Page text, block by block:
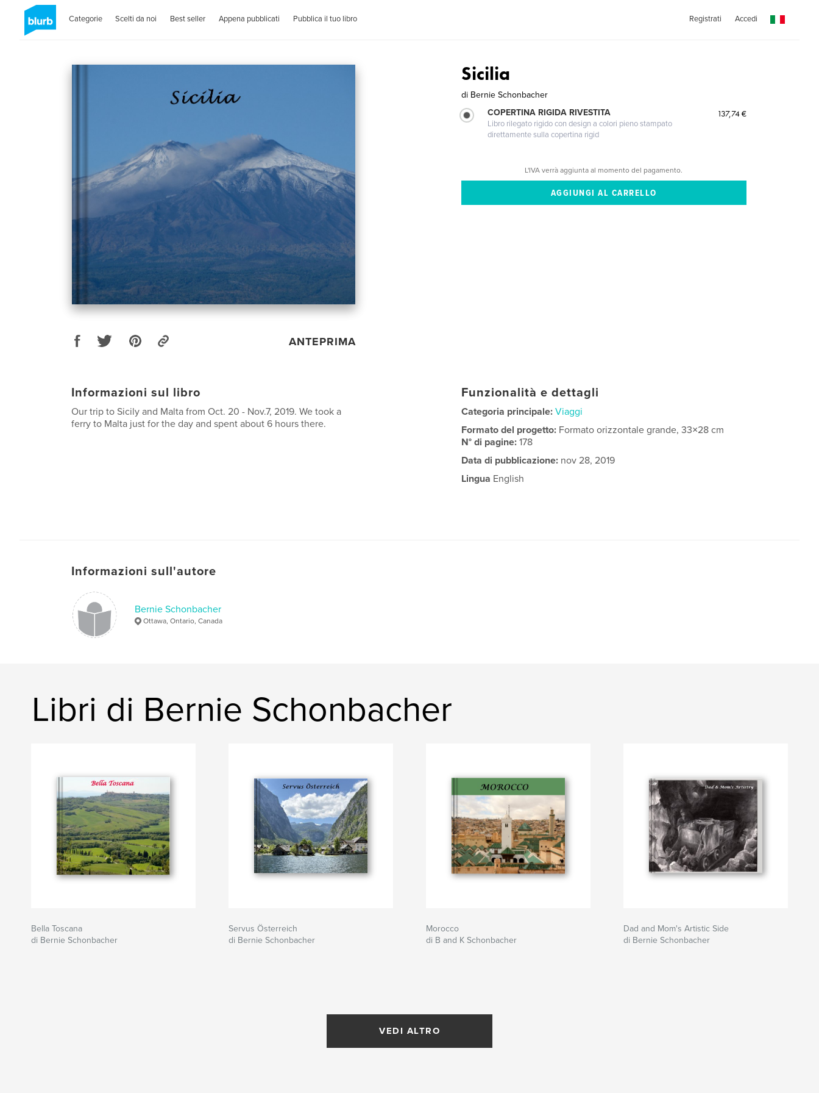
Categorie Scelti da noi Best seller Appena pubblicati Pubblica il tuo libro Registrati Accedi
ANTEPRIMA
Sicilia
di Bernie Schonbacher
COPERTINA RIGIDA RIVESTITA
Libro rilegato rigido con design a colori pieno stampato
direttamente sulla copertina rigid
137,74 €
L'IVA verrà aggiunta al momento del pagamento.
Informazioni sul libro
Our trip to Sicily and Malta from Oct. 20 - Nov.7, 2019. We took a
ferry to Malta just for the day and spent about 6 hours there.
Funzionalità e dettagli
Categoria principale: Viaggi
Formato del progetto: Formato orizzontale grande, 33×28 cm
N° di pagine:178
Data di pubblicazione: nov 28, 2019
Lingua English
Informazioni sull'autore
Bernie Schonbacher
Ottawa, Ontario, Canada
Libri di Bernie Schonbacher
Bella Toscana
di Bernie Schonbacher
Servus Österreich
di Bernie Schonbacher
Morocco
di B and K Schonbacher
Dad and Mom's Artistic Side
di Bernie Schonbacher
VEDI ALTRO